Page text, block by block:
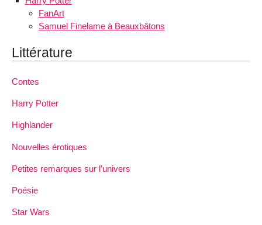
FanArt
Samuel Finelame à Beauxbâtons
Littérature
Contes
Harry Potter
Highlander
Nouvelles érotiques
Petites remarques sur l’univers
Poésie
Star Wars